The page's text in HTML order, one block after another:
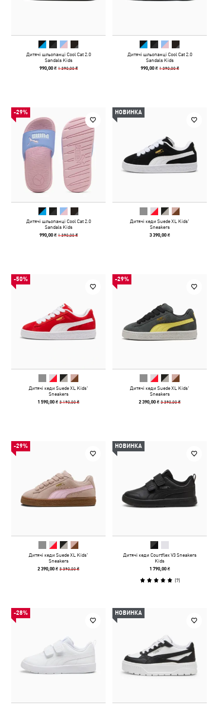
Дитячі шльопанці Cool Cat 2.0
Sandals Kids
990,00 ₴ 1 390,00 ₴
Дитячі шльопанці Cool Cat 2.0
Sandals Kids
990,00 ₴ 1 390,00 ₴
-29%
Дитячі шльопанці Cool Cat 2.0
Sandals Kids
990,00 ₴ 1 390,00 ₴
НОВИНКА
Дитячі кеди Suede XL Kids'
Sneakers
3 390,00 ₴
-50%
Дитячі кеди Suede XL Kids'
Sneakers
1 590,00 ₴3 190,00 ₴
-29%
Дитячі кеди Suede XL Kids'
Sneakers
2 390,00 ₴3 390,00 ₴
-29%
Дитячі кеди Suede XL Kids'
Sneakers
2 390,00 ₴3 390,00 ₴
НОВИНКА
Дитячі кеди Courtflex V3 Sneakers
Kids
1 790,00 ₴
(7)
-28% НОВИНКА